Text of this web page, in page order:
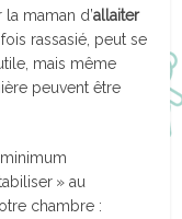
la maman d’allaiter
rassasié, peut se
mais même
peuvent être
» au
chambre :